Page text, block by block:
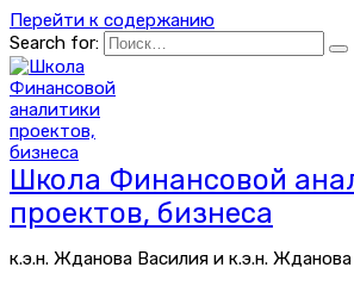
Перейти к содержанию
Search for:
Школа Финансовой
проектов, бизнеса
к.э.н. Жданова Василия и к.э.н.